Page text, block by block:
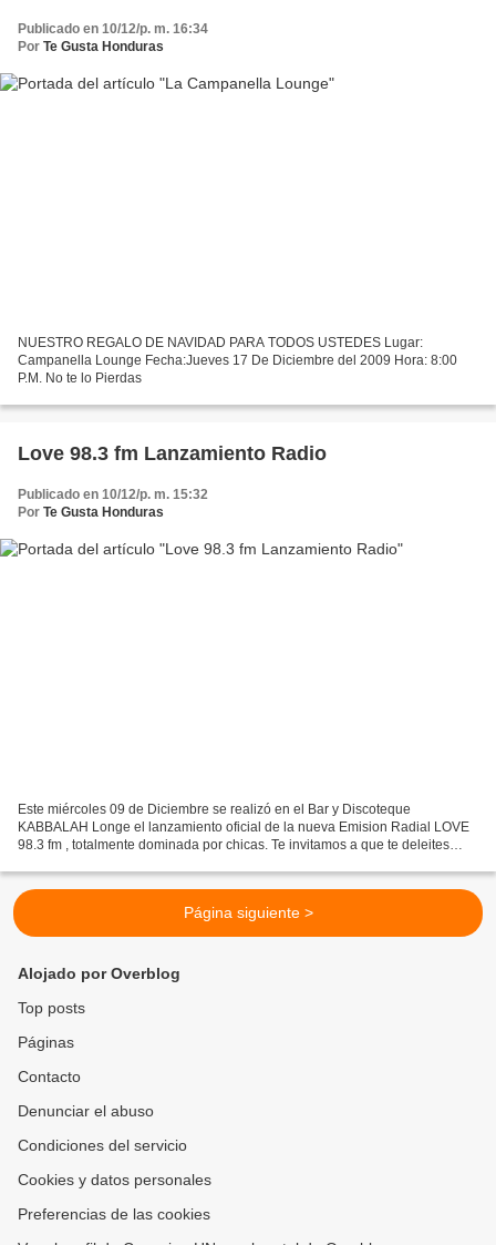
Publicado en 10/12/p. m. 16:34
Por Te Gusta Honduras
NUESTRO REGALO DE NAVIDAD PARA TODOS USTEDES Lugar:
Campanella Lounge Fecha:Jueves 17 De Diciembre del 2009 Hora: 8:00
P.M. No te lo Pierdas
Love 98.3 fm Lanzamiento Radio
Publicado en 10/12/p. m. 15:32
Por Te Gusta Honduras
Este miércoles 09 de Diciembre se realizó en el Bar y Discoteque
KABBALAH Longe el lanzamiento oficial de la nueva Emision Radial LOVE
98.3 fm , totalmente dominada por chicas. Te invitamos a que te deleites
Página siguiente >
Alojado por Overblog
Top posts
Páginas
Contacto
Denunciar el abuso
Condiciones del servicio
Cookies y datos personales
Preferencias de las cookies